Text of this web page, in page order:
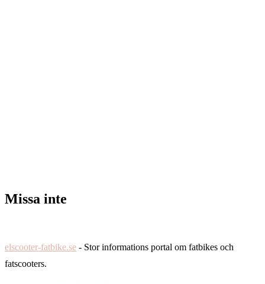
Missa inte
elscooter-fatbike.se - Stor informations portal om fatbikes och
fatscooters.